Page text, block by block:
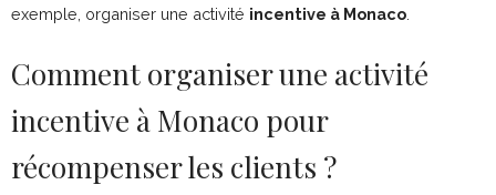
exemple, organiser une activité incentive à Monaco
Comment organiser une activité
incentive à Monaco pour
récompenser les clients ?